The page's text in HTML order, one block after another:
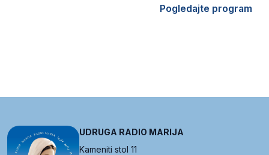
Pogledajte program
UDRUGA RADIO MARIJA
Kameniti stol 11